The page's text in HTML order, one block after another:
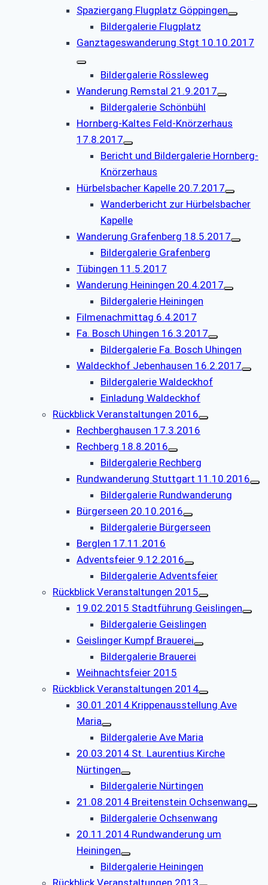
Spaziergang Flugplatz Göppingen
Bildergalerie Flugplatz
Ganztageswanderung Stgt 10.10.2017
Bildergalerie Rössleweg
Wanderung Remstal 21.9.2017
Bildergalerie Schönbühl
Hornberg-Kaltes Feld-Knörzerhaus
17.8.2017
Bericht und Bildergalerie Hornberg-
Knörzerhaus
Hürbelsbacher Kapelle 20.7.2017
Wanderbericht zur Hürbelsbacher
Kapelle
Wanderung Grafenberg 18.5.2017
Bildergalerie Grafenberg
Tübingen 11.5.2017
Wanderung Heiningen 20.4.2017
Bildergalerie Heiningen
Filmenachmittag 6.4.2017
Fa. Bosch Uhingen 16.3.2017
Bildergalerie Fa. Bosch Uhingen
Waldeckhof Jebenhausen 16.2.2017
Bildergalerie Waldeckhof
Einladung Waldeckhof
Rückblick Veranstaltungen 2016
Rechberghausen 17.3.2016
Rechberg 18.8.2016
Bildergalerie Rechberg
Rundwanderung Stuttgart 11.10.2016
Bildergalerie Rundwanderung
Bürgerseen 20.10.2016
Bildergalerie Bürgerseen
Berglen 17.11.2016
Adventsfeier 9.12.2016
Bildergalerie Adventsfeier
Rückblick Veranstaltungen 2015
19.02.2015 Stadtführung Geislingen
Bildergalerie Geislingen
Geislinger Kumpf Brauerei
Bildergalerie Brauerei
Weihnachtsfeier 2015
Rückblick Veranstaltungen 2014
30.01.2014 Krippenausstellung Ave
Maria
Bildergalerie Ave Maria
20.03.2014 St. Laurentius Kirche
Nürtingen
Bildergalerie Nürtingen
21.08.2014 Breitenstein Ochsenwang
Bildergalerie Ochsenwang
20.11.2014 Rundwanderung um
Heiningen
Bildergalerie Heiningen
Rückblick Veranstaltungen 2013